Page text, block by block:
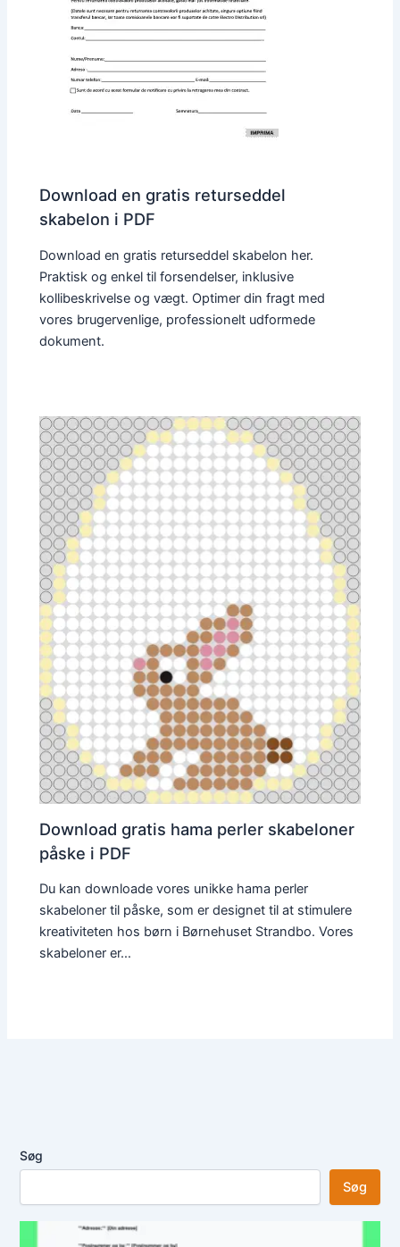
Download en gratis returseddel
skabelon i PDF
Download en gratis returseddel skabelon her.
Praktisk og enkel til forsendelser, inklusive
kollibeskrivelse og vægt. Optimer din fragt med
vores brugervenlige, professionelt udformede
dokument.
Download gratis hama perler skabeloner
påske i PDF
Du kan downloade vores unikke hama perler
skabeloner til påske, som er designet til at stimulere
kreativiteten hos børn i Børnehuset Strandbo. Vores
skabeloner er…
Søg
Søg